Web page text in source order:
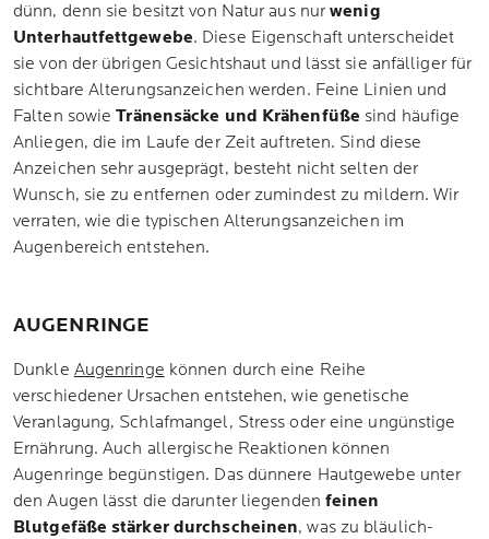
dünn, denn sie besitzt von Natur aus nurwenig
Unterhautfettgewebe. Diese Eigenschaft unterscheidet
sie von der übrigen Gesichtshaut und lässt sie anfälliger für
sichtbare Alterungsanzeichen werden. Feine Linien und
Falten sowieTränensäcke und Krähenfüße sind häufige
Anliegen, die im Laufe der Zeit auftreten. Sind diese
Anzeichen sehr ausgeprägt, besteht nicht selten der
Wunsch, sie zu entfernen oder zumindest zu mildern. Wir
verraten, wie die typischen Alterungsanzeichen im
Augenbereich entstehen.
AUGENRINGE
Dunkle Augenringe können durch eine Reihe
verschiedener Ursachen entstehen, wie genetische
Veranlagung, Schlafmangel, Stress oder eine ungünstige
Ernährung. Auch allergische Reaktionen können
Augenringe begünstigen. Das dünnere Hautgewebe unter
den Augen lässt die darunter liegenden feinen
Blutgefäße stärker durchscheinen, was zu bläulich-